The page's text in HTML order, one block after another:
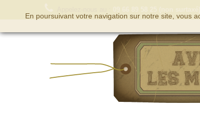
En poursuivant votre navigation sur notre site, vous